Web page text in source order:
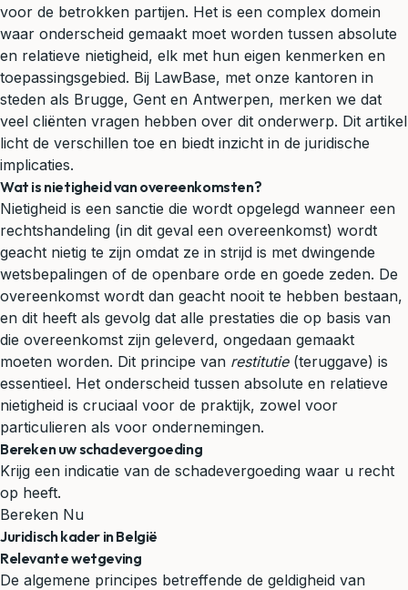
voor de betrokken partijen. Het is een complex domein
waar onderscheid gemaakt moet worden tussen absolute
en relatieve nietigheid, elk met hun eigen kenmerken en
toepassingsgebied. Bij LawBase, met onze kantoren in
steden als Brugge, Gent en Antwerpen, merken we dat
veel cliënten vragen hebben over dit onderwerp. Dit artikel
licht de verschillen toe en biedt inzicht in de juridische
implicaties.
Wat is nietigheid van overeenkomsten?
Nietigheid is een sanctie die wordt opgelegd wanneer een
rechtshandeling (in dit geval een overeenkomst) wordt
geacht nietig te zijn omdat ze in strijd is met dwingende
wetsbepalingen of de openbare orde en goede zeden. De
overeenkomst wordt dan geacht nooit te hebben bestaan,
en dit heeft als gevolg dat alle prestaties die op basis van
die overeenkomst zijn geleverd, ongedaan gemaakt
moeten worden. Dit principe van restitutie(teruggave) is
essentieel. Het onderscheid tussen absolute en relatieve
nietigheid is cruciaal voor de praktijk, zowel voor
particulieren als voor ondernemingen.
Bereken uw schadevergoeding
Krijg een indicatie van de schadevergoeding waar u recht
op heeft.
Bereken Nu
Juridisch kader in België
Relevante wetgeving
De algemene principes betreffende de geldigheid van